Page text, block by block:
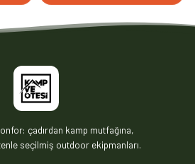
çadırdan kamp mutfağına,
seçilmiş outdoor ekipmanları.